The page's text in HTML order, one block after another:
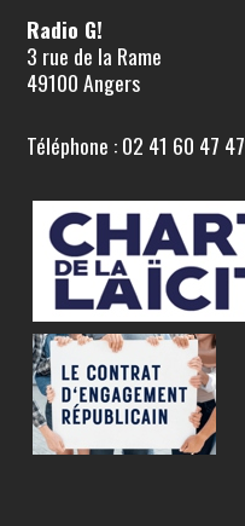
Radio G!
3 rue de la Rame
49100 Angers
Téléphone : 02 41 60 47 47